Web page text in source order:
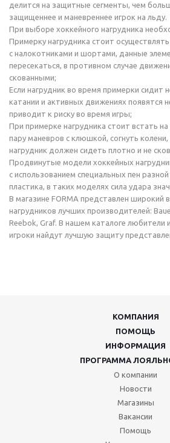
делится на защитные сегменты, чем
защищеннее и маневреннее игрок на льду.
При выборе хоккейного нагрудника
Примерку нагрудника стоит
с налокотниками и шортами, данные
пересекаться, в противном случае
скованными;
Если нагрудник во время примерки сидит
катании и активных движениях появятся
приводит к риску во время игры;
При примерке нагрудника стоит встать
пару маневров с клюшкой, согнуть
нагрудник должен сидеть плотно и не
Продвинутые модели хоккейных
с использованием специальных пен
пластика, в таких моделях сила удара
В магазине FORMA представлен широкий
нагрудников лучших производителей:
Reebok, Graf. В нашем каталоге любители
игроки найдут лучшую защиту
КОМПАНИЯ
ПОМОЩЬ
ИНФОРМАЦИЯ
ПРОГРАММА
О компании
Новости
Магазины
Вакансии
Помощь